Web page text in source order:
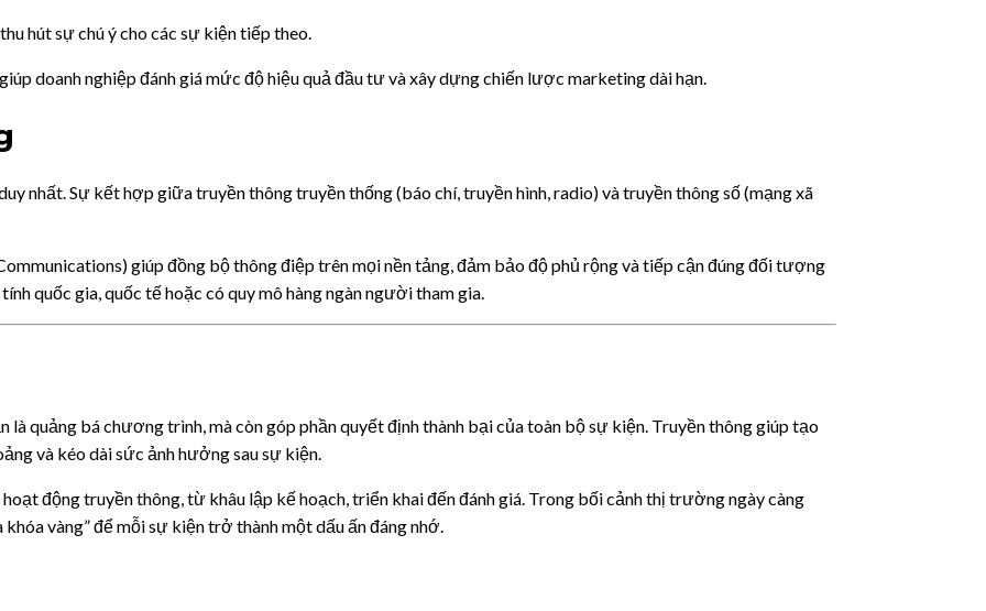
hút sự chú ý cho các sự kiện tiếp theo.
doanh nghiệp đánh giá mức độ hiệu quả đầu tư và xây dựng chiến lược marketing dài hạn.
nhất. Sự kết hợp giữa truyền thông truyền thống (báo chí, truyền hình, radio) và truyền thông số (mạng xã
giúp đồng bộ thông điệp trên mọi nền tảng, đảm bảo độ phủ rộng và tiếp cận đúng đối tượng
quốc gia, quốc tế hoặc có quy mô hàng ngàn người tham gia.
quảng bá chương trình, mà còn góp phần quyết định thành bại của toàn bộ sự kiện. Truyền thông giúp tạo
và kéo dài sức ảnh hưởng sau sự kiện.
động truyền thông, từ khâu lập kế hoạch, triển khai đến đánh giá. Trong bối cảnh thị trường ngày càng
vàng” để mỗi sự kiện trở thành một dấu ấn đáng nhớ.